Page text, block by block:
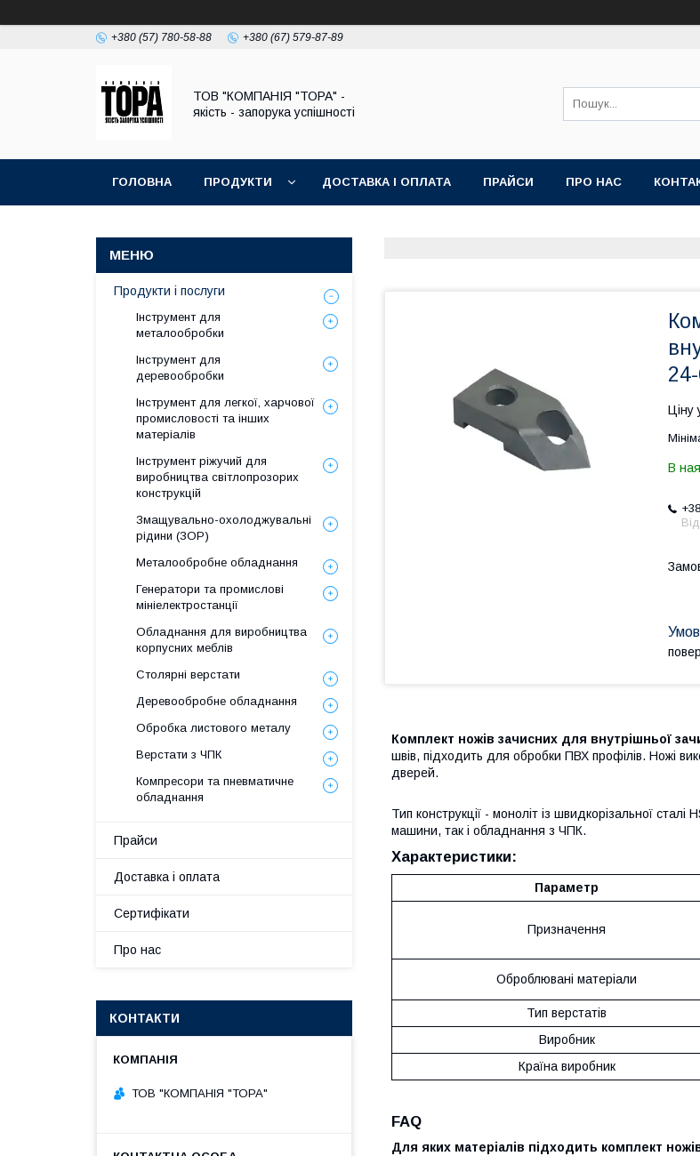
+380 (57) 780-58-88 +380 (67) 579-87-89
ТОВ "КОМПАНІЯ "ТОРА" -
якість - запорука успішності
ГОЛОВНА ПРОДУКТИ ДОСТАВКА І ОПЛАТА ПРАЙСИ ПРО НАС
Ціну
В
Комплект ножів зачисних для внутрішньої
швів, підходить для обробки ПВХ профілів. Ножі
дверей.
Тип конструкції - моноліт із швидкорізальної
машини, так і обладнання з ЧПК.
Характеристики:
Параметр
Призначення
Оброблювані матеріали
Тип верстатів
Виробник
Країна виробник
FAQ
Для яких матеріалів підходить комплект
Продукти і послуги
Інструмент для
металообробки
Інструмент для
деревообробки
Інструмент для легкої, харчової
промисловості та інших
матеріалів
Інструмент ріжучий для
виробництва світлопрозорих
конструкцій
Змащувально-охолоджувальні
рідини (ЗОР)
Металообробне обладнання
Генератори та промислові
мініелектростанції
Обладнання для виробництва
корпусних меблів
Столярні верстати
Деревообробне обладнання
Обробка листового металу
Верстати з ЧПК
Компресори та пневматичне
обладнання
Прайси
Доставка і оплата
Сертифікати
Про нас
КОНТАКТИ
ТОВ "КОМПАНІЯ "ТОРА"